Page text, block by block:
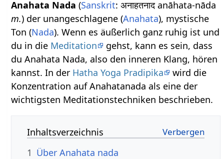
Anahata Nada (Sanskrit: अनाहतनाद anāhata-nāda
m.) der unangeschlagene (Anahata), mystische
Ton (Nada). Wenn es äußerlich ganz ruhig ist und
du in die Meditation
gehst, kann es sein, dass
du Anahata Nada, also den inneren Klang, hören
kannst. In der Hatha Yoga Pradipika
wird die
Konzentration auf Anahatanada als eine der
wichtigsten Meditationstechniken beschrieben.
Inhaltsverzeichnis
1 Über Anahata nada